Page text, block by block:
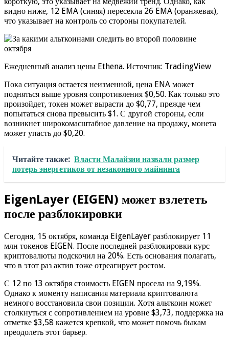
видно ниже, 12 EMA (синяя) пересекла 26 EMA (оранжевая),
что указывает на контроль со стороны покупателей.
Ежедневный анализ цены Ethena. Источник: TradingView
Пока ситуация остается неизменной, цена ENA может
подняться выше уровня сопротивления $0,50. Как только это
произойдет, токен может вырасти до $0,77, прежде чем
попытаться снова превысить $1. С другой стороны, если
возникнет широкомасштабное давление на продажу, монета
может упасть до $0,20.
Читайте также: Власти Малайзии назвали размер
потерь энергетиков от незаконного майнинга
EigenLayer (EIGEN) может взлететь
после разблокировки
Сегодня, 15 октября, команда EigenLayer разблокирует 11
млн токенов EIGEN. После последней разблокировки курс
криптовалюты подскочил на 20%. Есть основания полагать,
что в этот раз актив тоже отреагирует ростом.
С 12 по 13 октября стоимость EIGEN просела на 9,19%.
Однако к моменту написания материала криптовалюта
немного восстановила свои позиции. Хотя альткоин может
столкнуться с сопротивлением на уровне $3,73, поддержка на
отметке $3,58 кажется крепкой, что может помочь быкам
преодолеть этот барьер.